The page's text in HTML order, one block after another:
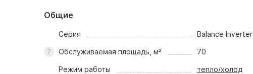
Общие
Серия Balance Inverter
Обслуживаемая площадь, м² 70
Режим работы тепло/холод